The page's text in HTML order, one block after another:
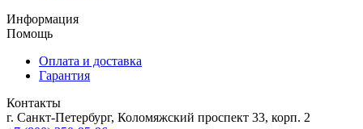
Информация
Помощь
Оплата и доставка
Гарантия
Контакты
г. Санкт-Петербург, Коломяжский проспект 33, корп. 2